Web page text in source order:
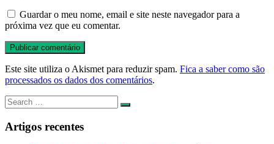
Guardar o meu nome, email e site neste navegador para a
próxima vez que eu comentar.
Este site utiliza o Akismet para reduzir spam. Fica a saber como são
processados os dados dos comentários.
Search
for:
Search
Artigos recentes